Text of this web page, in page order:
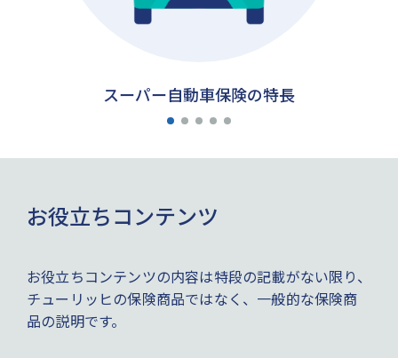
スーパー自動車保険の特長
お役立ちコンテンツ
お役立ちコンテンツの内容は特段の記載がない限り、
チューリッヒの保険商品ではなく、一般的な保険商
品の説明です。